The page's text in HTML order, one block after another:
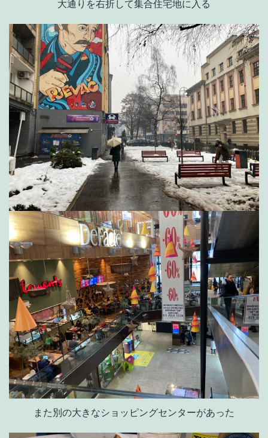
大通りを右折して集合住宅地に入る
また別の大きなショッピングセンターがあった